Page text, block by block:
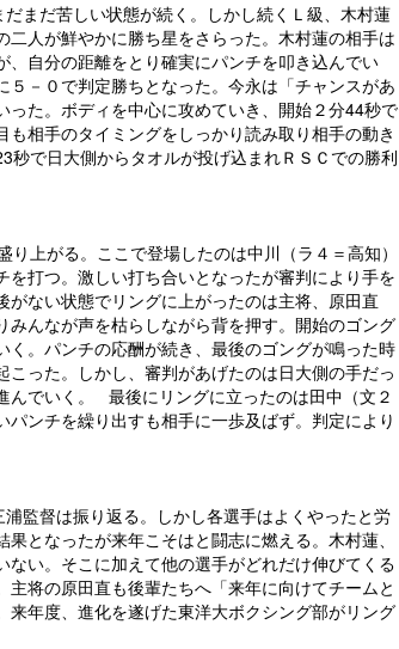
だ苦しい状態が続く。しかし続くＬ級、木村蓮
二人が鮮やかに勝ち星をさらった。木村蓮の相手は
自分の距離をとり確実にパンチを叩き込んでい
５－０で判定勝ちとなった。今永は「チャンスがあ
た。ボディを中心に攻めていき、開始２分44秒で
相手のタイミングをしっかり読み取り相手の動き
秒で日大側からタオルが投げ込まれＲＳＣでの勝利
上がる。ここで登場したのは中川（ラ４＝高知）
打つ。激しい打ち合いとなったが審判により手を
ない状態でリングに上がったのは主将、原田直
みんなが声を枯らしながら背を押す。開始のゴング
。パンチの応酬が続き、最後のゴングが鳴った時
った。しかし、審判があげたのは日大側の手だっ
んでいく。
最後にリングに立ったのは田中（文２
ンチを繰り出すも相手に一歩及ばず。判定により
監督は振り返る。しかし各選手はよくやったと労
となったが来年こそはと闘志に燃える。木村蓮、
い。そこに加えて他の選手がどれだけ伸びてくる
将の原田直も後輩たちへ「来年に向けてチームと
来年度、進化を遂げた東洋大ボクシング部がリング